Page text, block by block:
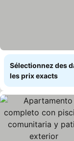
Sélectionnez des
les prix exacts